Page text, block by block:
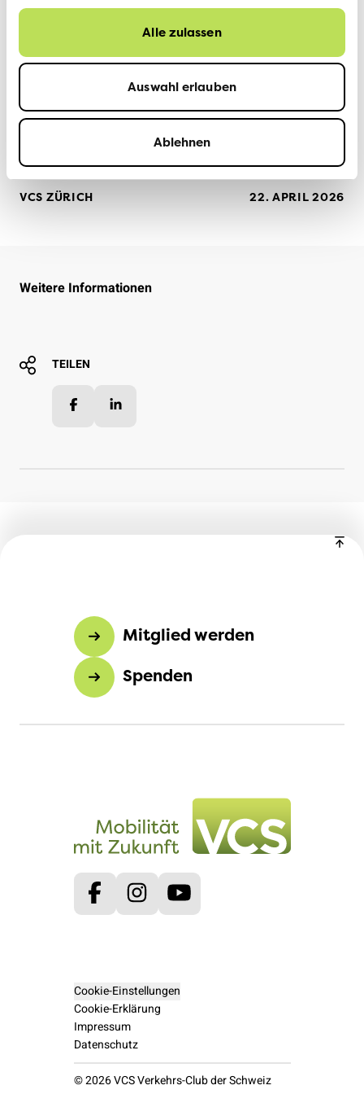
Alle zulassen
Auswahl erlauben
Ablehnen
«Dabei werden Massnahmen an der Quelle (also an der
Strasse selbst) namentlich die Herabsetzung der
Geschwindigkeit zu prüfen sein.»
Zu hoffen bleibt, dass der Gemeinderat der Bevölkerung
rasch den nötigen Lärmschutz aber auch mehr
Verkehrssicherheit ermöglicht.
VCS ZÜRICH 22. APRIL 2026
Weitere Informationen
TEILEN
Facebook
Mitglied werden
Spenden
FacebookInstagram
Cookie-Einstellungen
Cookie-Erklärung
Impressum
Datenschutz
© 2026 VCS Verkehrs-Club der Schweiz